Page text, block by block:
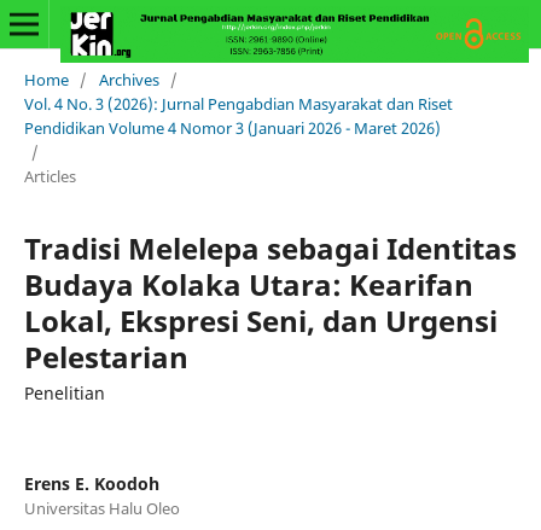
Home / Archives /
Vol. 4 No. 3 (2026): Jurnal Pengabdian Masyarakat dan Riset
Pendidikan Volume 4 Nomor 3 (Januari 2026 - Maret 2026)
/
Articles
Tradisi Melelepa sebagai Identitas
Budaya Kolaka Utara: Kearifan
Lokal, Ekspresi Seni, dan Urgensi
Pelestarian
Penelitian
Erens E. Koodoh
Universitas Halu Oleo